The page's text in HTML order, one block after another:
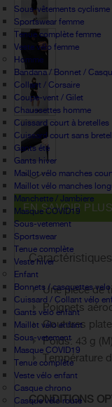
Sous-vêtements cyclisme
Sportswear femme
Tenue complète femme
Veste vélo femme
Homme
Bandana / Bonnet /
Collant / Corsaire
Coupe-vent / Gilet
Chaussettes homme
Cuissard court à bretelles
Cuissard court sans
Gants été
Gants hiver
Maillot vélo manches
Maillot vélo manches
Manchette / Jambiere
Masque COVID19
Sous-vetement
Sportswear
Tenue complète
Veste hiver
Enfant
Bonnets / casquettes
Cuissard / Collant vélo
Gants vélo enfant
Maillot vélo enfant
Sous-vetement
Masque COVID19
Tenue complète
Veste vélo enfant
Casque chrono
Casque vélo route
EN SAVOIR PLUS
Une pièce de
Poignets
Coutures
Poids: 43 g (M)
Température
CONDITIONS